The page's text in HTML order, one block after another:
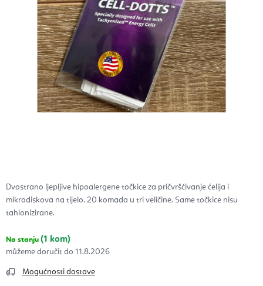
Dvostrano ljepljive hipoalergene točkice za pričvršćivanje ćelija i
mikrodiskova na tijelo. 20 komada u tri veličine. Same točkice nisu
tahionizirane.
Na stanju (1 kom)
11.8.2026
Mogućnosti dostave